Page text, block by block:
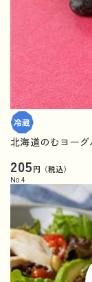
北海道のむヨーグ
205円（税込）
No. 4